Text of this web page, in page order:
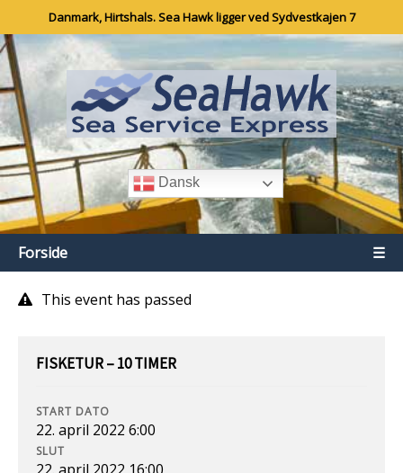
Danmark, Hirtshals. Sea Hawk ligger ved Sydvestkajen 7
Dansk
Forside ☰
This event has passed
FISKETUR – 10 TIMER
START DATO
22. april 2022 6:00
SLUT